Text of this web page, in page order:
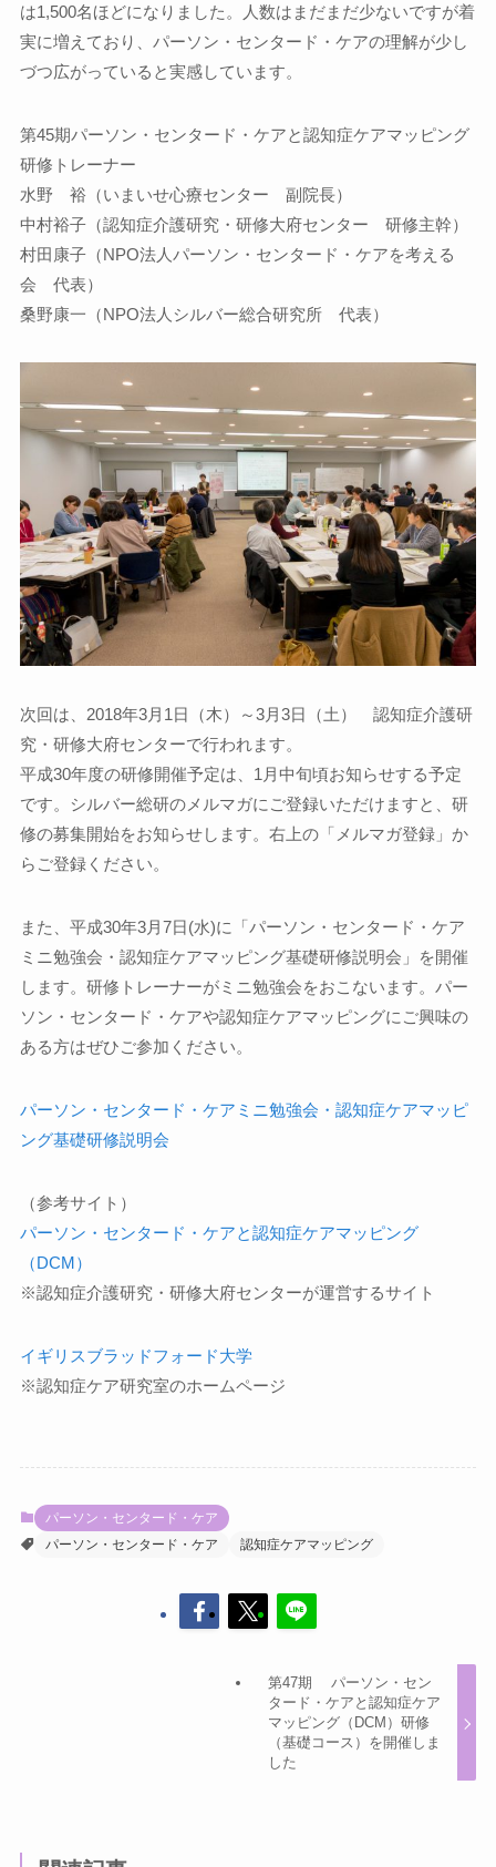
は1,500名ほどになりました。人数はまだまだ少ないですが着
実に増えており、パーソン・センタード・ケアの理解が少し
づつ広がっていると実感しています。
第45期パーソン・センタード・ケアと認知症ケアマッピング
研修トレーナー
水野 裕（いまいせ心療センター 副院長）
中村裕子（認知症介護研究・研修大府センター 研修主幹）
村田康子（NPO法人パーソン・センタード・ケアを考える
会 代表）
桑野康一（NPO法人シルバー総合研究所 代表）
次回は、2018年3月1日（木）～3月3日（土） 認知症介護研
究・研修大府センターで行われます。
平成30年度の研修開催予定は、1月中旬頃お知らせする予定
です。シルバー総研のメルマガにご登録いただけますと、研
修の募集開始をお知らせします。右上の「メルマガ登録」か
らご登録ください。
また、平成30年3月7日(水)に「パーソン・センタード・ケア
ミニ勉強会・認知症ケアマッピング基礎研修説明会」を開催
します。研修トレーナーがミニ勉強会をおこないます。パー
ソン・センタード・ケアや認知症ケアマッピングにご興味の
ある方はぜひご参加ください。
パーソン・センタード・ケアミニ勉強会・認知症ケアマッピ
ング基礎研修説明会
（参考サイト）
パーソン・センタード・ケアと認知症ケアマッピング
（DCM）
※認知症介護研究・研修大府センターが運営するサイト
イギリスブラッドフォード大学
※認知症ケア研究室のホームページ
パーソン・センタード・ケア
パーソン・センタード・ケア
認知症ケアマッピング
第47期 パーソン・セン
タード・ケアと認知症ケア
マッピング（DCM）研修
（基礎コース）を開催しま
した